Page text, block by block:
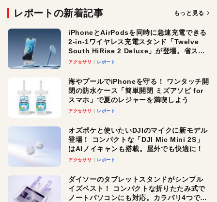
レポートの新着記事 もっと見る
iPhoneとAirPodsを同時に急速充電できる
2-in-1ワイヤレス充電スタンド「Twelve
South HiRise 2 Deluxe」が登場。省スペ
ースでおしゃれに充電したい人にオスス
アクセサリ レポート
海やプールでiPhoneを守る！ ワンタッチ開
閉の防水ケース「簡単開閉 ミズアソビ for
スマホ」で夏のレジャーを満喫しよう
アクセサリ レポート
オズポケと使いたいDJIのマイクに新モデル
登場！ コンパクトな「DJI Mic Mini 2S」
はAIノイキャンも搭載。屋外でも快適に！
アクセサリ レポート
ダイソーのタブレットスタンドがシンプル
イズベスト！ コンパクトな折りたたみ式で
ノートパソコンにも対応。カラバリ4つで選